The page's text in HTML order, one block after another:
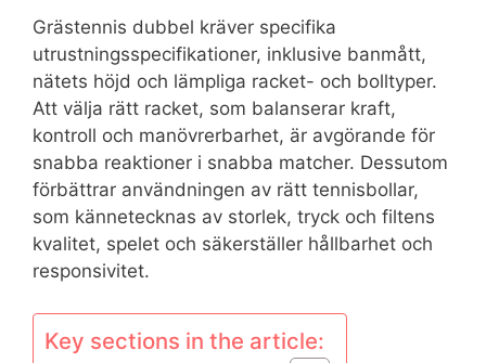
Grästennis dubbel kräver specifika
utrustningsspecifikationer, inklusive banmått,
nätets höjd och lämpliga racket- och bolltyper.
Att välja rätt racket, som balanserar kraft,
kontroll och manövrerbarhet, är avgörande för
snabba reaktioner i snabba matcher. Dessutom
förbättrar användningen av rätt tennisbollar,
som kännetecknas av storlek, tryck och filtens
kvalitet, spelet och säkerställer hållbarhet och
responsivitet.
Key sections in the article: